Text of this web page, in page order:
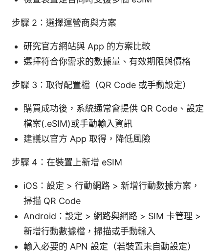
步驟 2：選擇運營商與方案
研究官方網站與 App 的方案比較
選擇符合你需求的數據量、有效期限與價格
步驟 3：取得配置檔（QR Code 或手動設定）
購買成功後，系統通常會提供 QR Code、設定
檔案(.eSIM)或手動輸入資訊
建議以官方 App 取得，降低風險
步驟 4：在裝置上新增 eSIM
iOS：設定 > 行動網路 > 新增行動數據方案，
掃描 QR Code
Android：設定 > 網路與網路 > SIM 卡管理 >
新增行動數據檔，掃描或手動輸入
輸入必要的 APN 設定（若裝置未自動設定）